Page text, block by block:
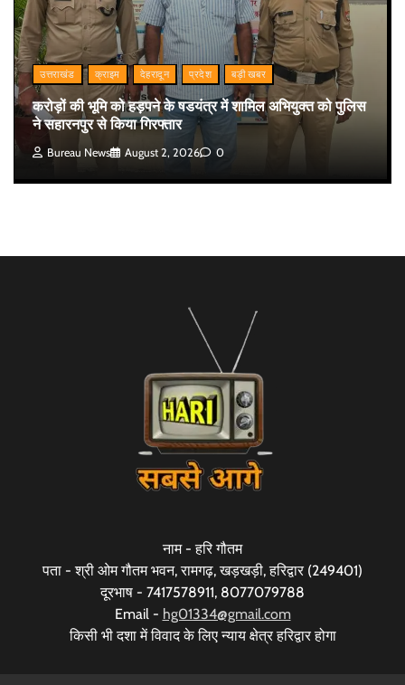
उत्तराखंड क्राइम देहरादून प्रदेश बड़ी खबर
करोड़ों की भूमि को हड़पने के षडयंत्र में शामिल अभियुक्त को पुलिस
ने सहारनपुर से किया गिरफ्तार
Bureau News August 2, 2026 0
नाम - हरि गौतम
पता - श्री ओम गौतम भवन, रामगढ़, खड़खड़ी, हरिद्वार (249401)
दूरभाष - 7417578911, 8077079788
Email - hg01334@gmail.com
किसी भी दशा में विवाद के लिए न्याय क्षेत्र हरिद्वार होगा